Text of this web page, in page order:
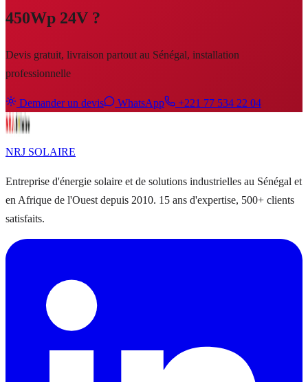
450Wp 24V ?
Devis gratuit, livraison partout au Sénégal, installation
professionnelle
Demander un devis WhatsApp +221 77 534 22 04
NRJ SOLAIRE
Entreprise d'énergie solaire et de solutions industrielles au Sénégal et
en Afrique de l'Ouest depuis 2010. 15 ans d'expertise, 500+ clients
satisfaits.